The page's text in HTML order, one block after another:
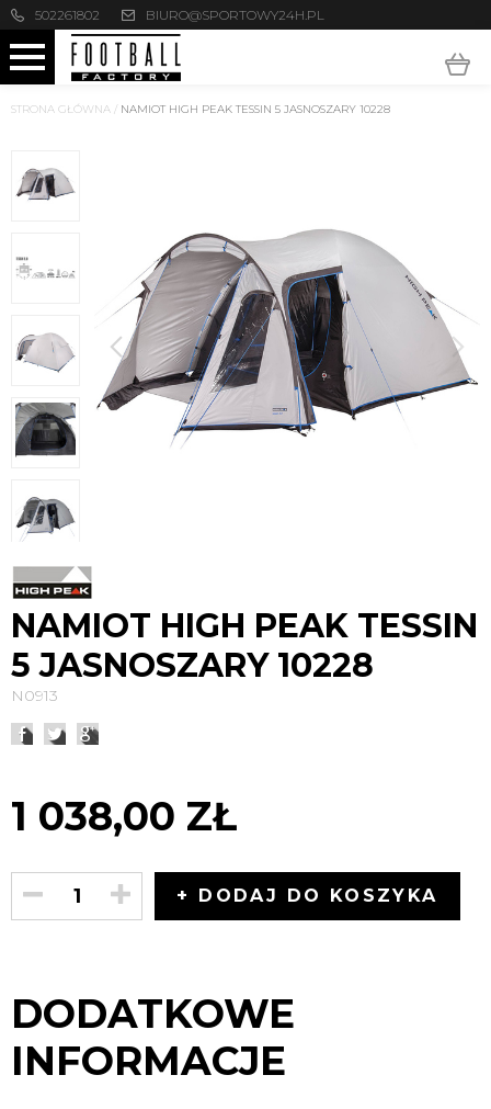
502261802 BIURO@SPORTOWY24H.PL
STRONA GŁÓWNA / NAMIOT HIGH PEAK TESSIN 5 JASNOSZARY 10228
NAMIOT HIGH PEAK TESSIN
5 JASNOSZARY 10228
N0913
1 038,00 ZŁ
+ DODAJ DO KOSZYKA
DODATKOWE
INFORMACJE